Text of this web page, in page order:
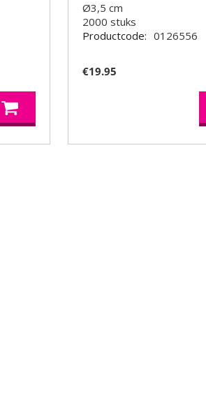
Ø3,5 cm
2000stuks
Productcode: 0126556
€19.95